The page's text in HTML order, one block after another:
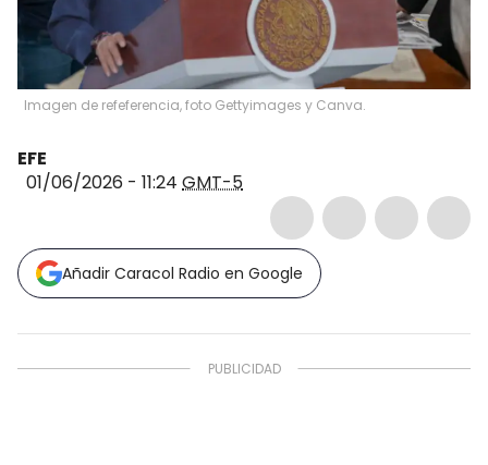
Imagen de refeferencia, foto Gettyimages y Canva.
EFE
01/06/2026 - 11:24 GMT-5
Añadir Caracol Radio en Google